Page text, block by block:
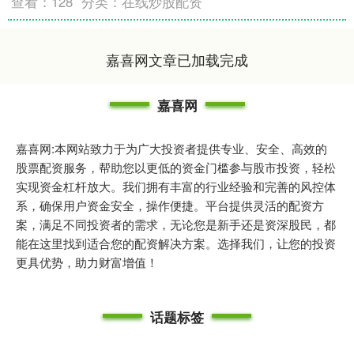
嘉喜网文章已加载完成
嘉喜网
嘉喜网:本网站致力于为广大投资者提供专业、安全、高效的
股票配资服务，帮助您以更低的资金门槛参与股市投资，轻松
实现资金杠杆放大。我们拥有丰富的行业经验和完善的风控体
系，确保用户资金安全，操作便捷。平台提供灵活的配资方
案，满足不同投资者的需求，无论您是新手还是资深股民，都
能在这里找到适合您的配资解决方案。选择我们，让您的投资
更具优势，助力财富增值！
话题标签